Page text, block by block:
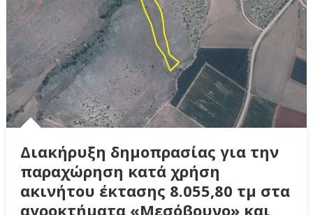
Διακήρυξη δημοπρασίας για την
παραχώρηση κατά χρήση
ακινήτου έκτασης 8.055,80 τμ στα
αγροκτήματα «Μεσόβουνο» και